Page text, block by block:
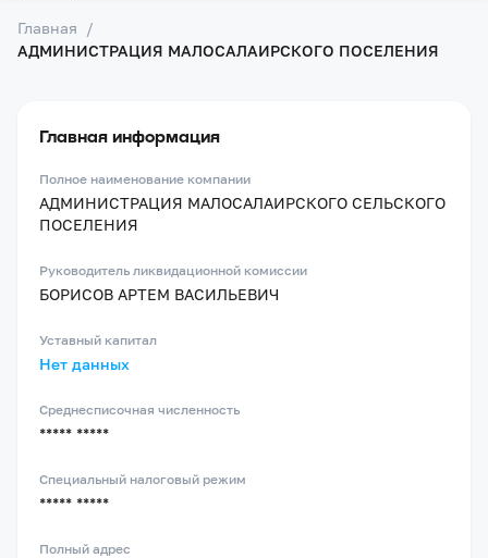
Главная
/
АДМИНИСТРАЦИЯ МАЛОСАЛАИРСКОГО ПОСЕЛЕНИЯ
Главная информация
Полное наименование компании
АДМИНИСТРАЦИЯ МАЛОСАЛАИРСКОГО СЕЛЬСКОГО
ПОСЕЛЕНИЯ
Руководитель ликвидационной комиссии
БОРИСОВ АРТЕМ ВАСИЛЬЕВИЧ
Уставный капитал
Нет данных
Среднесписочная численность
***** *****
Специальный налоговый режим
***** *****
Полный адрес